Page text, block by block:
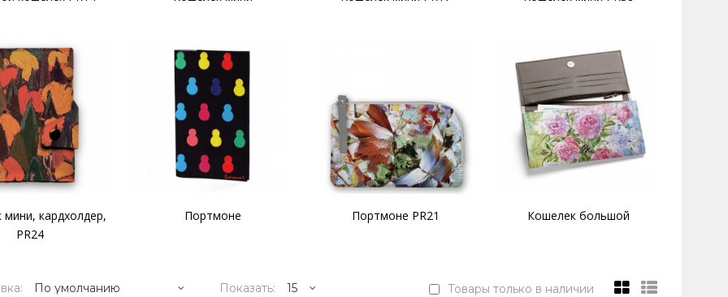
кардхолдер,
PR24
Портмоне Портмоне PR21 Кошелек большой
Товары только в наличии
Показать: